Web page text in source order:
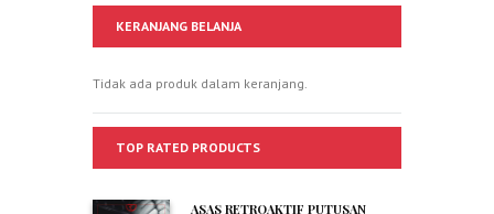
KERANJANG BELANJA
Tidak ada produk dalam keranjang.
TOP RATED PRODUCTS
ASAS RETROAKTIF PUTUSAN